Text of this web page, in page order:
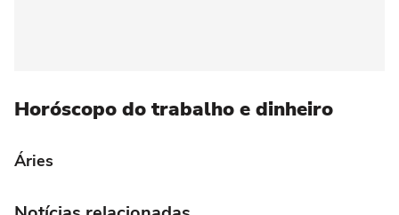
Horóscopo do trabalho e dinheiro
Áries